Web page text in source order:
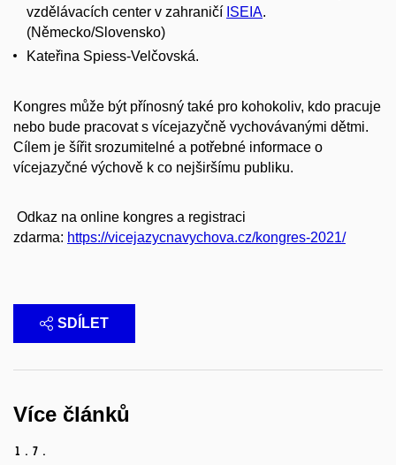
vzdělávacích center v zahraničí ISEIA.
(Německo/Slovensko)
Kateřina Spiess-Velčovská.
Kongres může být přínosný také pro kohokoliv, kdo pracuje
nebo bude pracovat s vícejazyčně vychovávanými dětmi.
Cílem je šířit srozumitelné a potřebné informace o
vícejazyčné výchově k co nejširšímu publiku.
Odkaz na online kongres a registraci
zdarma: https://vicejazycnavychova.cz/kongres-2021/
SDÍLET
Více článků
1. 7.